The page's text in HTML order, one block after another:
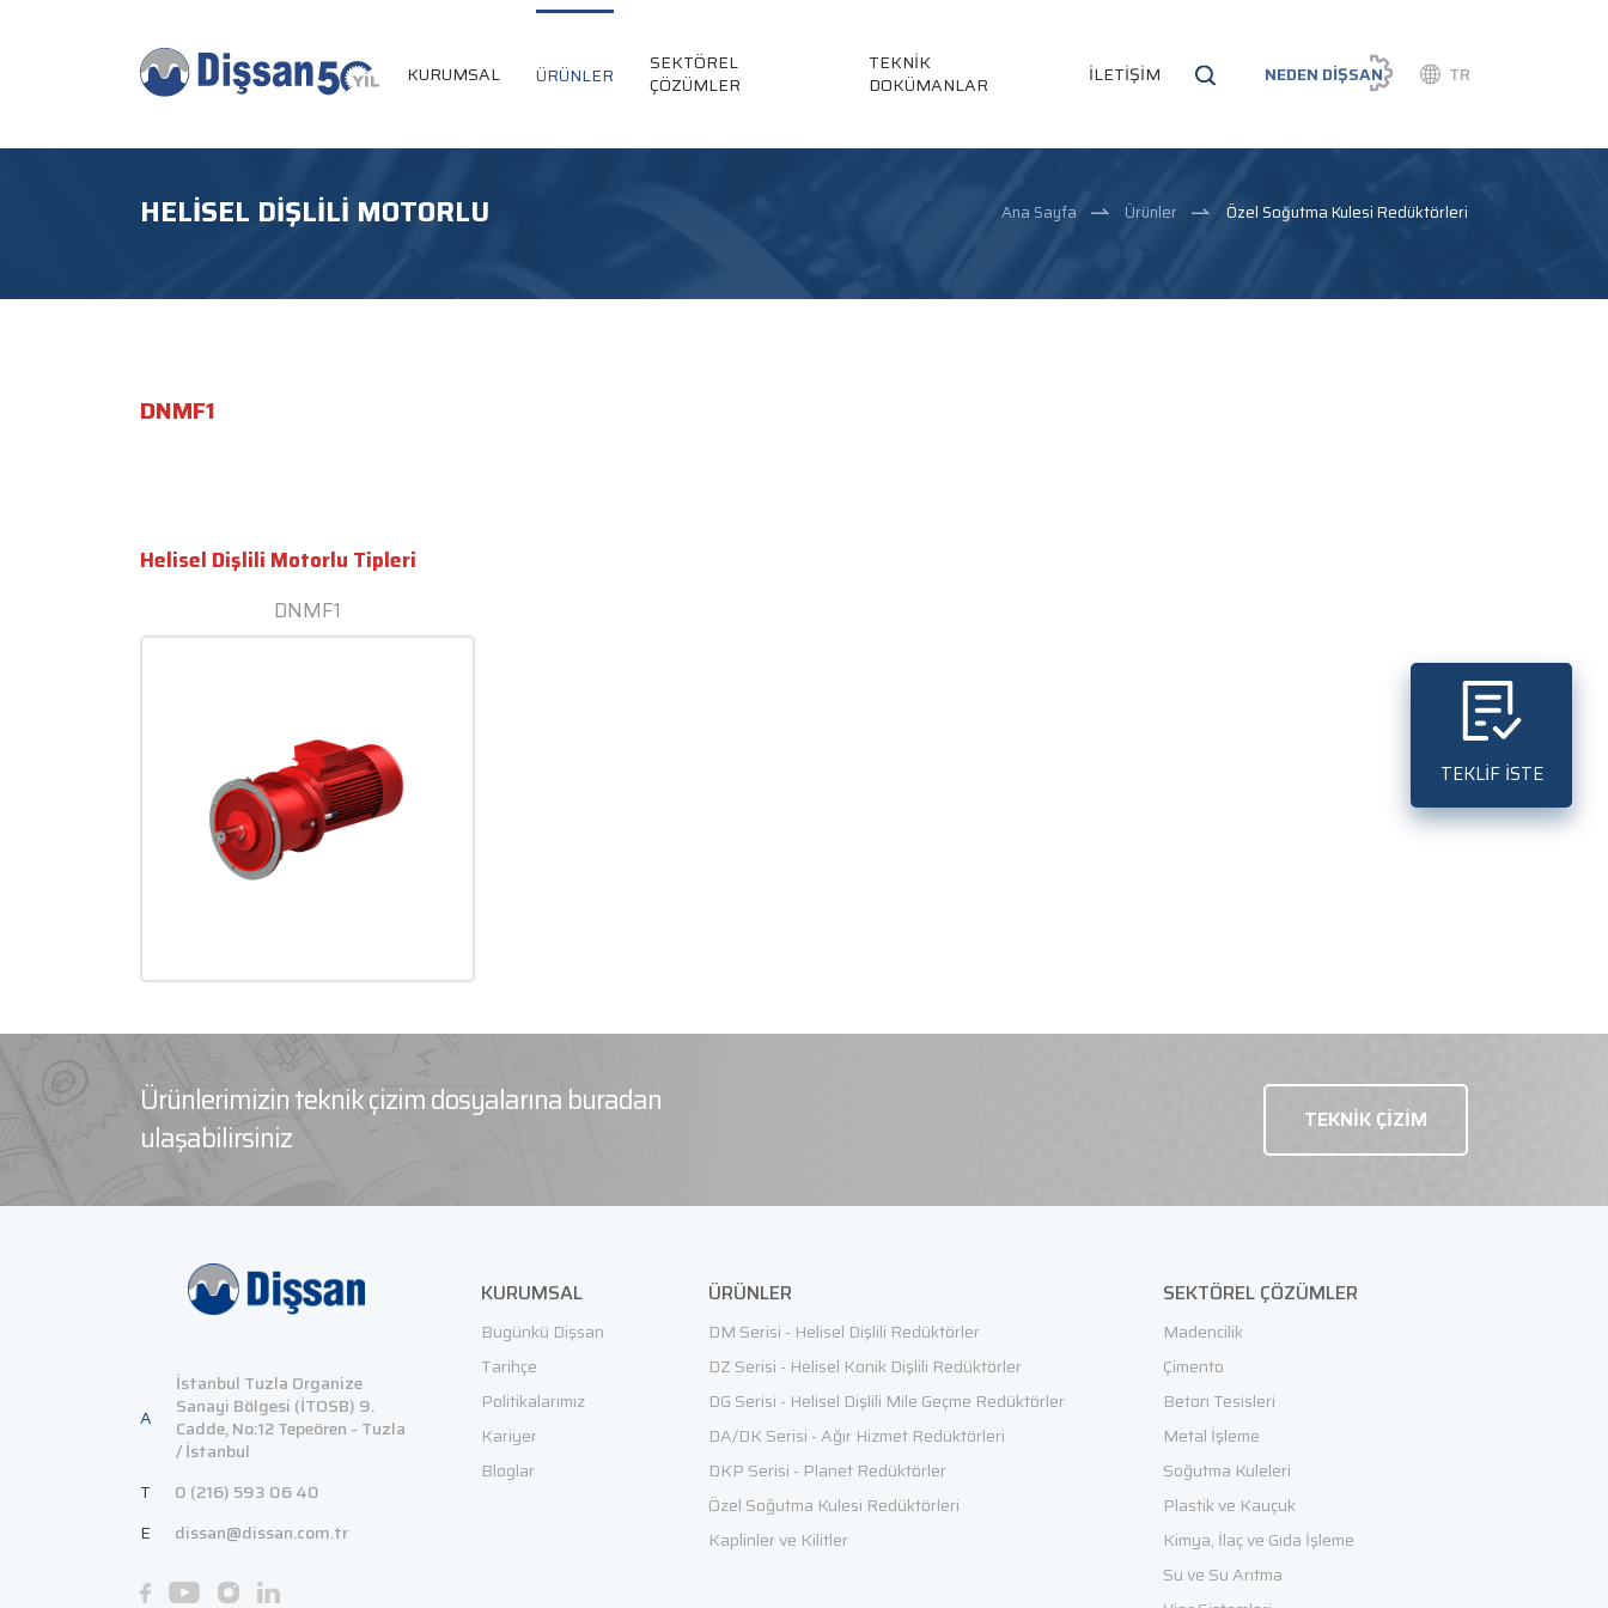
KURUMSAL ÜRÜNLER
SEKTÖREL
ÇÖZÜMLER
TEKNİK
DOKÜMANLAR
İLETİŞİM NEDEN DİŞSAN TR
HELISEL DIŞLILI MOTORLU Ana Sayfa Ürünler Özel Soğutma Kulesi Redüktörleri
DNMF1
Helisel Dişlili Motorlu Tipleri
DNMF1
TEKLİF İSTE
Ürünlerimizin teknik çizim dosyalarına buradan
ulaşabilirsiniz
TEKNİK ÇİZİM
A
İstanbul Tuzla Organize
Sanayi Bölgesi (İTOSB) 9.
Cadde, No:12 Tepeören - Tuzla
/ İstanbul
T
0 (216) 593 06 40
E
dissan@dissan.com.tr
KURUMSAL
Bugünkü Dişsan
Tarihçe
Politikalarımız
Kariyer
Bloglar
ÜRÜNLER
DM Serisi - Helisel Dişlili Redüktörler
DZ Serisi - Helisel Konik Dişlili Redüktörler
DG Serisi - Helisel Dişlili Mile Geçme Redüktörler
DA/DK Serisi - Ağır Hizmet Redüktörleri
DKP Serisi - Planet Redüktörler
Özel Soğutma Kulesi Redüktörleri
Kaplinler ve Kilitler
SEKTÖREL ÇÖZÜMLER
Madencilik
Çimento
Beton Tesisleri
Metal İşleme
Soğutma Kuleleri
Plastik ve Kauçuk
Kimya, İlaç ve Gıda İşleme
Su ve Su Arıtma